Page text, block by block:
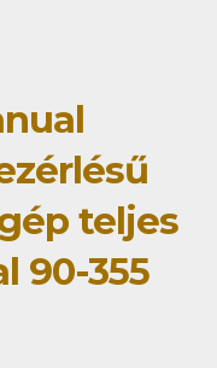
teljes
90-355